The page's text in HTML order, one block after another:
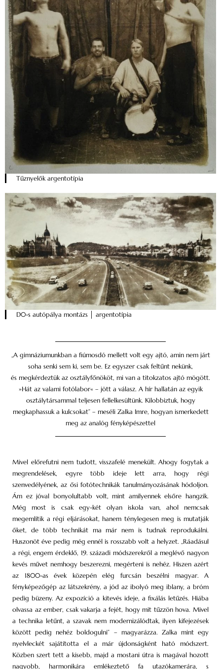
Tűznyelők argentotípia
D0-s autópálya montázs │ argentotípia
„A gimnáziumunkban a fiúmosdó mellett volt egy ajtó, amin nem járt
soha senki sem ki, sem be. Ez egyszer csak feltűnt nekünk,
és megkérdeztük az osztály­főnököt, mi van a titokzatos ajtó mögött.
»Hát az valami fotólabor« – jött a válasz. A hír hallatán az egyik
osztálytársammal teljesen fellelkesültünk. Kilobbiztuk, hogy
megkaphassuk a kulcsokat” – meséli Zalka Imre, hogyan ismerkedett
meg az analóg fényképészettel
Mivel előrefutni nem tudott, visszafelé menekült. Ahogy fogytak a
megrendelések, egyre több ideje lett arra, hogy régi
szenvedélyének, az ősi fotótechnikák tanulmányozásának hódoljon.
Ám ez jóval bonyolultabb volt, mint amilyennek elsőre hangzik.
Még most is csak egy-két olyan iskola van, ahol nemcsak
megemlítik a régi eljárásokat, hanem ténylegesen meg is mutatják
őket, de több technikát ma már nem is tudnak reprodukálni.
Huszonöt éve pedig még ennél is rosszabb volt a helyzet. „Ráadásul
a régi, engem érdeklő, 19. századi módszerekről a meglévő nagyon
kevés művet nemhogy beszerezni, megérteni is nehéz. Hiszen azért
az 1800-as évek közepén elég furcsán beszélni magyar. A
fényképezőgép az látszekrény, a jód az ibolyó meg iblany, a bróm
pedig büzeny. Az expozíció a kitevés ideje, a fixálás letűzés. Hiába
olvassa az ember, csak vakarja a fejét, hogy mit tűzzön hova. Mivel
a technika letűnt, a szavak nem modernizálódtak, ilyen kifejezések
között pedig nehéz boldogulni” – magyarázza. Zalka mint egy
nyelvleckét sajátította el a már újdonságként ható módszert.
Közben szert tett a kisebb, majd a mostani útra is magával hozott
nagyobb, harmonikára emlékeztető fa utazókamerára, s